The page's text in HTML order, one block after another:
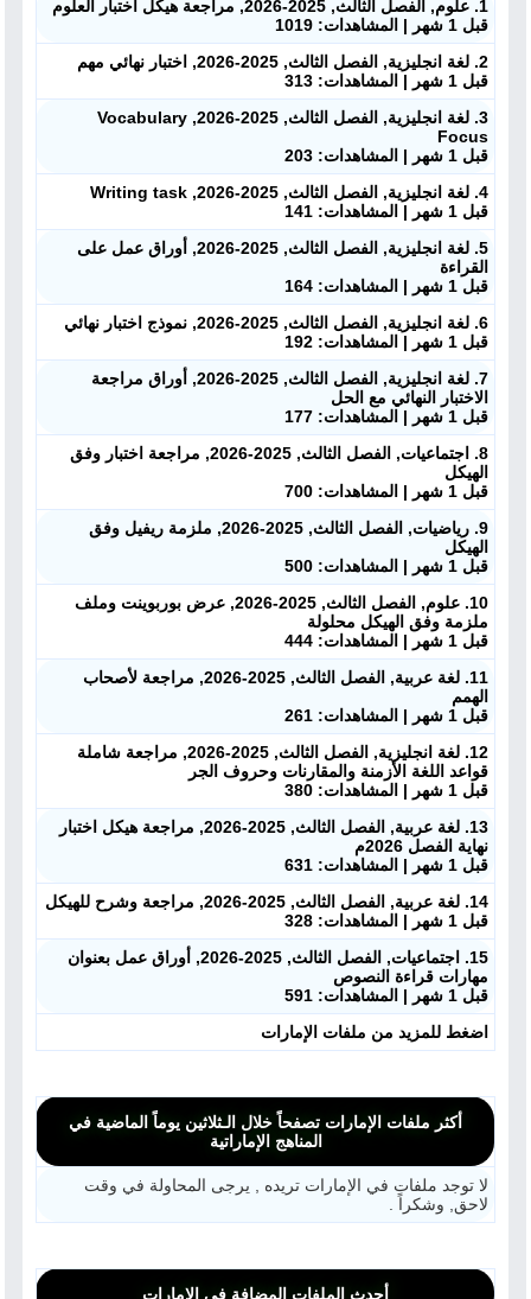
1. علوم, الفصل الثالث, 2025-2026, مراجعة هيكل اختبار العلوم
قبل 1 شهر | المشاهدات: 1019
2. لغة انجليزية, الفصل الثالث, 2025-2026, اختبار نهائي مهم
قبل 1 شهر | المشاهدات: 313
3. لغة انجليزية, الفصل الثالث, 2025-2026, Vocabulary
Focus
قبل 1 شهر | المشاهدات: 203
4. لغة انجليزية, الفصل الثالث, 2025-2026, Writing task
قبل 1 شهر | المشاهدات: 141
5. لغة انجليزية, الفصل الثالث, 2025-2026, أوراق عمل على
القراءة
قبل 1 شهر | المشاهدات: 164
6. لغة انجليزية, الفصل الثالث, 2025-2026, نموذج اختبار نهائي
قبل 1 شهر | المشاهدات: 192
7. لغة انجليزية, الفصل الثالث, 2025-2026, أوراق مراجعة
الاختبار النهائي مع الحل
قبل 1 شهر | المشاهدات: 177
8. اجتماعيات, الفصل الثالث, 2025-2026, مراجعة اختبار وفق
الهيكل
قبل 1 شهر | المشاهدات: 700
9. رياضيات, الفصل الثالث, 2025-2026, ملزمة ريفيل وفق
الهيكل
قبل 1 شهر | المشاهدات: 500
10. علوم, الفصل الثالث, 2025-2026, عرض بوربوينت وملف
ملزمة وفق الهيكل محلولة
قبل 1 شهر | المشاهدات: 444
11. لغة عربية, الفصل الثالث, 2025-2026, مراجعة لأصحاب
الهمم
قبل 1 شهر | المشاهدات: 261
12. لغة انجليزية, الفصل الثالث, 2025-2026, مراجعة شاملة
قواعد اللغة الأزمنة والمقارنات وحروف الجر
قبل 1 شهر | المشاهدات: 380
13. لغة عربية, الفصل الثالث, 2025-2026, مراجعة هيكل اختبار
نهاية الفصل 2026م
قبل 1 شهر | المشاهدات: 631
14. لغة عربية, الفصل الثالث, 2025-2026, مراجعة وشرح للهيكل
قبل 1 شهر | المشاهدات: 328
15. اجتماعيات, الفصل الثالث, 2025-2026, أوراق عمل بعنوان
مهارات قراءة النصوص
قبل 1 شهر | المشاهدات: 591
اضغط للمزيد من ملفات الإمارات
أكثر ملفات الإمارات تصفحاً خلال الـثلاثين يوماً الماضية في
المناهج الإماراتية
لا توجد ملفات في الإمارات تريده , يرجى المحاولة في وقت
لاحق, وشكراً .
أحدث الملفات المضافة في الإمارات